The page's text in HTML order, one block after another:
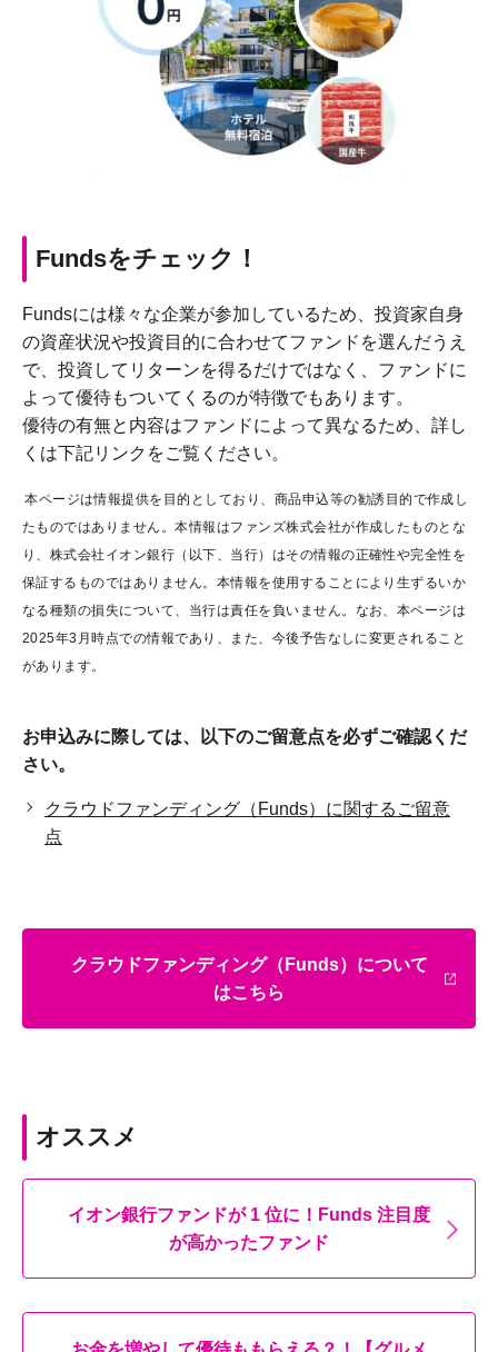
Fundsをチェック！
Fundsには様々な企業が参加しているため、投資家自身
の資産状況や投資目的に合わせてファンドを選んだうえ
で、投資してリターンを得るだけではなく、ファンドに
よって優待もついてくるのが特徴でもあります。
優待の有無と内容はファンドによって異なるため、詳し
くは下記リンクをご覧ください。
本ページは情報提供を目的としており、商品申込等の勧誘目的で作成し
たものではありません。本情報はファンズ株式会社が作成したものとな
り、株式会社イオン銀行（以下、当行）はその情報の正確性や完全性を
保証するものではありません。本情報を使用することにより生ずるいか
なる種類の損失について、当行は責任を負いません。なお、本ページは
2025年3月時点での情報であり、また、今後予告なしに変更されること
があります。
お申込みに際しては、以下のご留意点を必ずご確認くだ
さい。
クラウドファンディング（Funds）に関するご留意
点
クラウドファンディング（Funds）について
はこちら
オススメ
イオン銀行ファンドが 1 位に！Funds 注目度
が高かったファンド